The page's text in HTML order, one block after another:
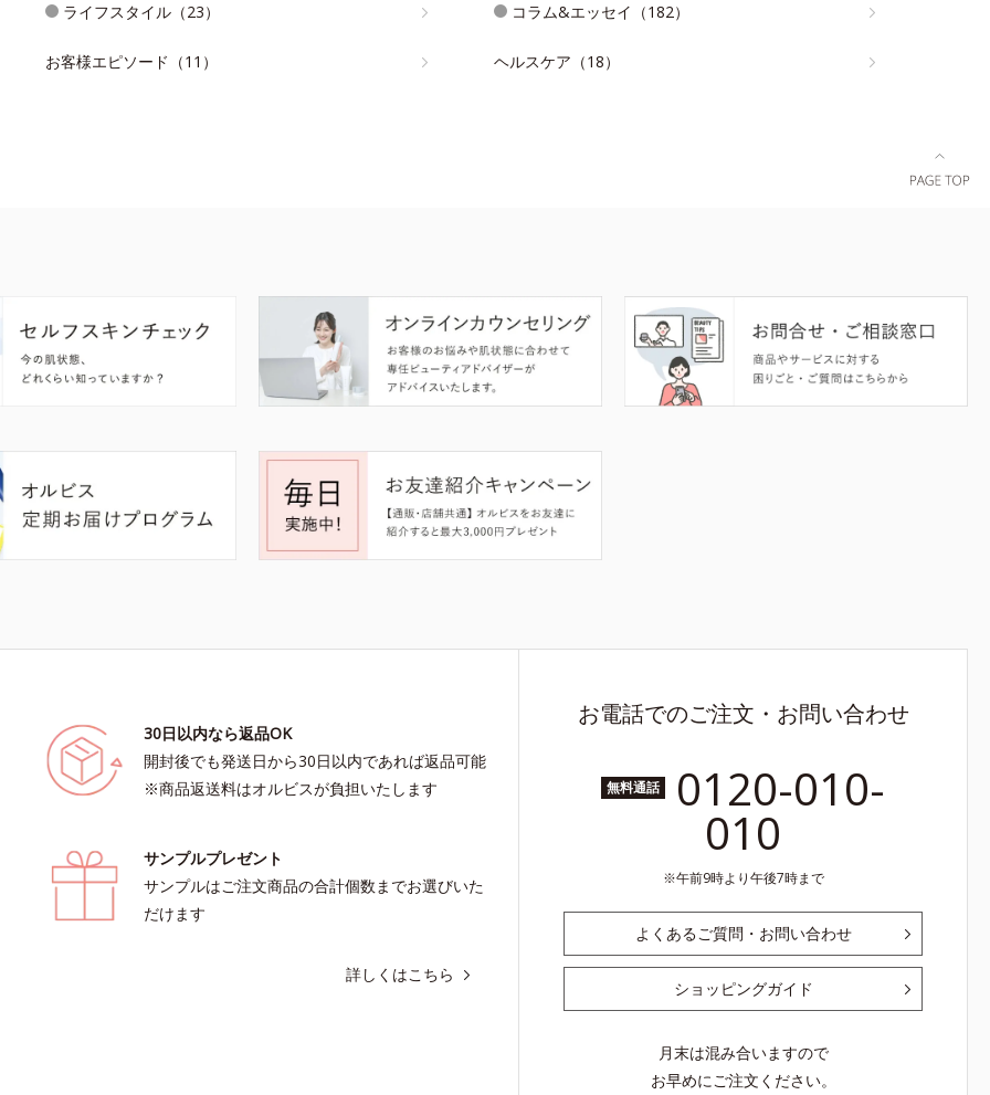
ライフスタイル（23） コラム&エッセイ（182）
お客様エピソード（11） ヘルスケア（18）
30日以内なら返品OK
開封後でも発送日から30日以内であれば返品可能
※商品返送料はオルビスが負担いたします
サンプルプレゼント
サンプルはご注文商品の合計個数までお選びいた
だけます
詳しくはこちら
お電話でのご注文・お問い合わせ
無料通話 0120-010-
010
午前9時より午後7時まで
よくあるご質問・お問い合わせ
ショッピングガイド
月末は混み合いますので
お早めにご注文ください。